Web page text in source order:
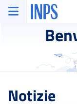
Vai al menu principale
Vai al contenuto
Vai al pie' di pagina
INPS ()
Notizie